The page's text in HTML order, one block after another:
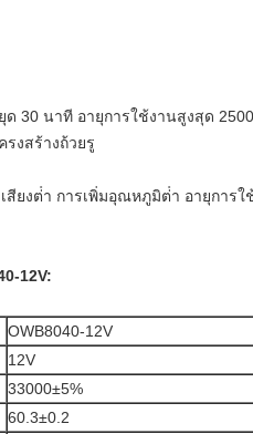
30 นาที อายุการใช้งานสูงสุด
งสร้างถ้วยรู
ยงต่ํา การเพิ่มอุณหภูมิต่ํา อายุกา
12V:
OWB8040-12V
12V
33000±5%
60.3±0.2